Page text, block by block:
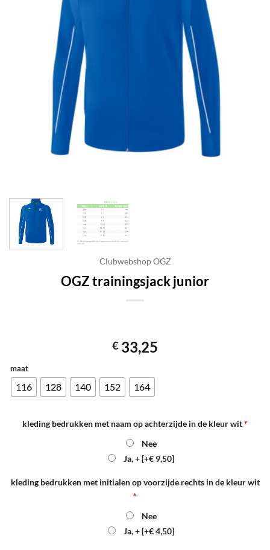
Clubwebshop OGZ
OGZ trainingsjack junior
€ 33,25
maat
116 128 140 152 164
kleding bedrukken met naam op achterzijde in de kleur wit*
Nee
Ja, +[+€ 9,50]
kleding bedrukken met initialen op voorzijde rechts in de kleur wit
*
Nee
Ja, +[+€ 4,50]